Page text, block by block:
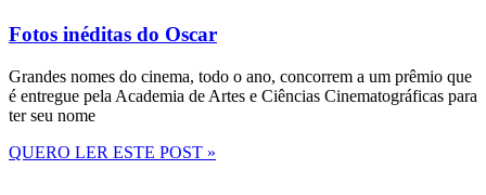
Fotos inéditas do Oscar
Grandes nomes do cinema, todo o ano, concorrem a um prêmio que
é entregue pela Academia de Artes e Ciências Cinematográficas para
ter seu nome
QUERO LER ESTE POST »